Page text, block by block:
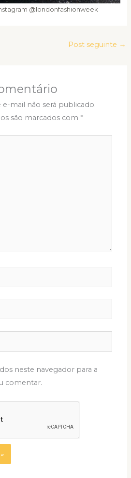
@londonfashionweek
Post seguinte →
mail não será publicado.
são marcados com *
neste navegador para a
comentar.